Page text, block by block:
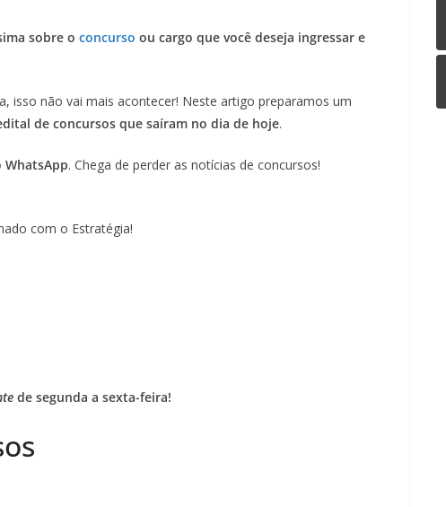
sobre o concurso ou cargo que você deseja ingressar e
isso não vai mais acontecer! Neste artigo preparamos um
de concursos que saíram no dia de hoje.
WhatsApp. Chega de perder as notícias de concursos!
com o Estratégia!
de segunda a sexta-feira!